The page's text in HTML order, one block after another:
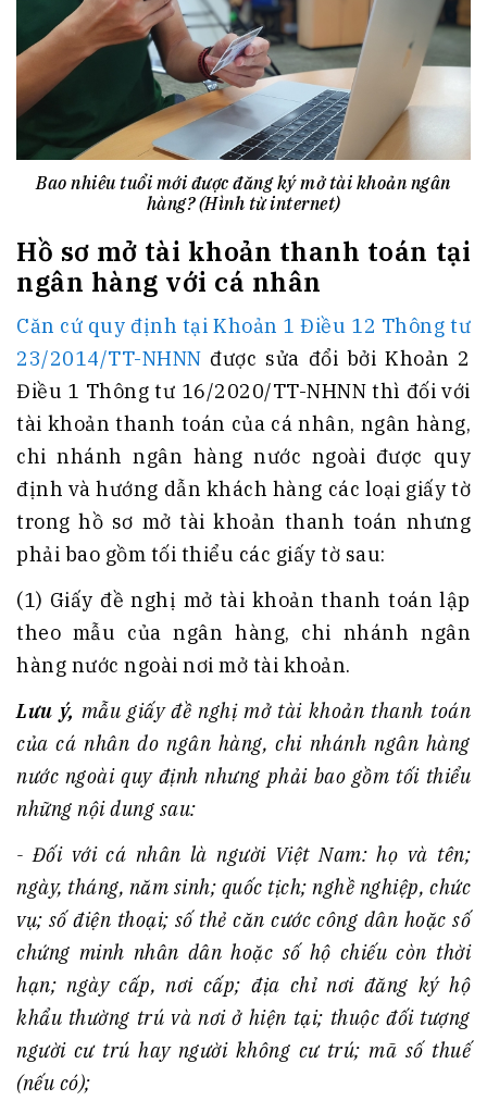
Bao nhiêu tuổi mới được đăng ký mở tài khoản ngân
hàng? (Hình từ internet)
Hồ sơ mở tài khoản thanh toán tại
ngân hàng với cá nhân
Căn cứ quy định tại Khoản 1 Điều 12 Thông tư
23/2014/TT-NHNN được sửa đổi bởi Khoản 2
Điều 1 Thông tư 16/2020/TT-NHNN thì đối với
tài khoản thanh toán của cá nhân, ngân hàng,
chi nhánh ngân hàng nước ngoài được quy
định và hướng dẫn khách hàng các loại giấy tờ
trong hồ sơ mở tài khoản thanh toán nhưng
phải bao gồm tối thiểu các giấy tờ sau:
(1) Giấy đề nghị mở tài khoản thanh toán lập
theo mẫu của ngân hàng, chi nhánh ngân
hàng nước ngoài nơi mở tài khoản.
Lưu ý, mẫu giấy đề nghị mở tài khoản thanh toán
của cá nhân do ngân hàng, chi nhánh ngân hàng
nước ngoài quy định nhưng phải bao gồm tối thiểu
những nội dung sau:
- Đối với cá nhân là người Việt Nam: họ và tên;
ngày, tháng, năm sinh; quốc tịch; nghề nghiệp, chức
vụ; số điện thoại; số thẻ căn cước công dân hoặc số
chứng minh nhân dân hoặc số hộ chiếu còn thời
hạn; ngày cấp, nơi cấp; địa chỉ nơi đăng ký hộ
khẩu thường trú và nơi ở hiện tại; thuộc đối tượng
người cư trú hay người không cư trú; mã số thuế
(nếu có);